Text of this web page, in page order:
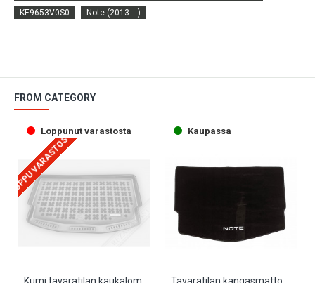
KE9653V0S0
Note (2013-...)
FROM CATEGORY
Loppunut varastosta
LOPPU VARASTOSTA Kaupassa